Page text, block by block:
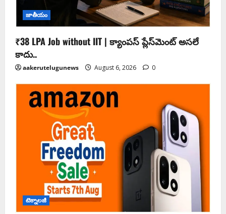
జాతీయం
₹38 LPA Job without IIT | క్యాంపస్ ప్లేస్‌మెంట్ అసలే
కాదు..
aakerutelugunews August 6, 2026 0
టెక్నాలజీ